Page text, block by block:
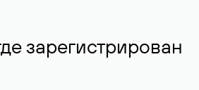
зарегистрирован